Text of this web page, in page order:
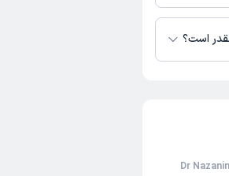
است؟
این صفحه مثل سایت نوبت‌دهی اینترنتی دکتر نازنین حسن نژاد (Dr Nazanin